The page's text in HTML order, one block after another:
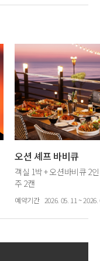
오션 셰프 바비큐
객실 1박 + 오션바비큐 2
주 2캔
예약기간 2026. 05. 11 ~ 2026.